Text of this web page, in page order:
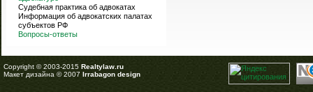
Судебная практика об адвокатах
Информация об адвокатских палатах
субъектов РФ
Вопросы-ответы
Copyright © 2003-2015 Realtylaw.ru
Макет дизайна © 2007 Irrabagon design